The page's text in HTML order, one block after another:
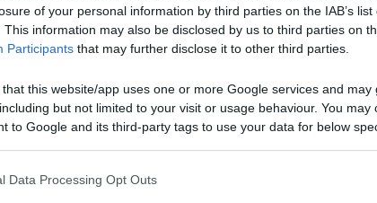
of your personal information by third parties on the IAB’s list
This information may also be disclosed by us to third parties on
Participants that may further disclose it to other third parties.
that this website/app uses one or more Google services and may
but not limited to your visit or usage behaviour. You may
to Google and its third-party tags to use your data for below
Data Processing Opt Outs
si, se ti fanno comodo eccole.... inviati - 26/06/2008
KOPENICK - BWSG "MARINA
13,00 EURO AL GIORNO + 50 CENT. PER LA
KOPENIK HISTORISCHES FAHRHAUS YACHTHAFEN
WC- 15,00 EURO AL GIORNO + 3,00 PER
NON E' LONTANA.
www.yachthafen-pension-berlin.de
16,00 EURO TUTTO COMPRESO. IL
E LA METRO E' A 200 METRI.... BERLINO-MITTE
22-21-E. CI SONO 45 POSTI CON CARICO-SCARICO-